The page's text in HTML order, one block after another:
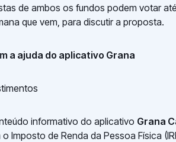
de ambos os fundos podem votar
que vem, para discutir a proposta.
a ajuda do aplicativo Grana
informativo do aplicativo Grana
Imposto de Renda da Pessoa Física